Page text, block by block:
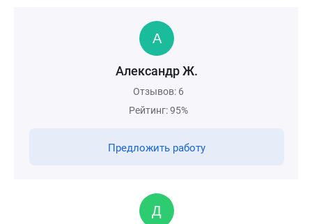
Александр Ж.
Отзывов: 6
Рейтинг: 95%
Предложить работу